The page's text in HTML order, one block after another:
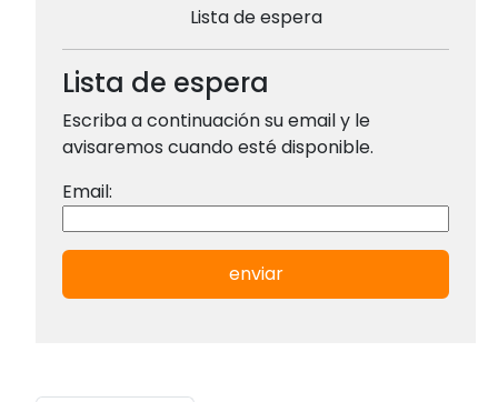
Lista de espera
Lista de espera
Escriba a continuación su email y le
avisaremos cuando esté disponible.
Email:
enviar